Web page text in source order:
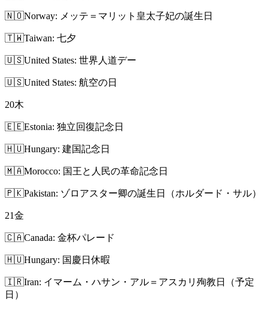
🇳🇴Norway: メッテ＝マリット皇太子妃の誕生日
🇹🇼Taiwan: 七夕
🇺🇸United States: 世界人道デー
🇺🇸United States: 航空の日
20木
🇪🇪Estonia: 独立回復記念日
🇭🇺Hungary: 建国記念日
🇲🇦Morocco: 国王と人民の革命記念日
🇵🇰Pakistan: ゾロアスター卿の誕生日（ホルダード・サル）
21金
🇨🇦Canada: 金杯パレード
🇭🇺Hungary: 国慶日休暇
🇮🇷Iran: イマーム・ハサン・アル＝アスカリ殉教日（予定
日）